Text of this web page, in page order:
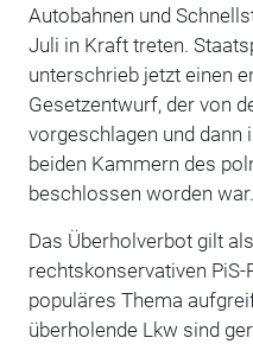
Autobahnen und
Juli in Kraft treten.
unterschrieb jetzt einen
Gesetzentwurf, der von
vorgeschlagen und dann
beiden Kammern des
beschlossen worden war.
Das Überholverbot gilt
rechtskonservativen PiS-
populäres Thema
überholende Lkw sind